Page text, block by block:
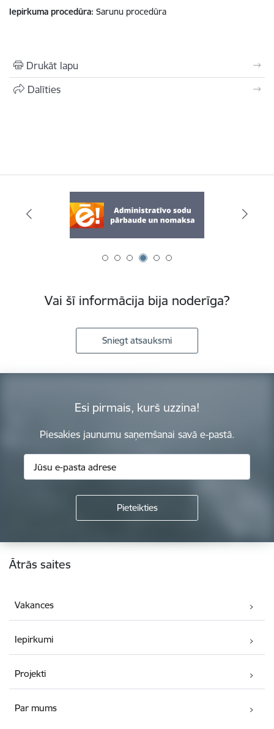
Iepirkuma procedūra Sarunu procedūra
Drukāt lapu
Dalīties
Vai šī informācija bija noderīga?
Sniegt atsauksmi
Esi pirmais, kurš uzzina!
Piesakies jaunumu saņemšanai savā e-pastā.
Kājene
Ātrās saites
Vakances
Iepirkumi
Projekti
Par mums